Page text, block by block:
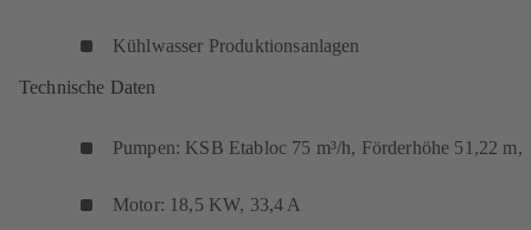
Kühlwasser Produktionsanlagen
Technische Daten
Pumpen: KSB Etabloc 75 m³/h, Förderhöhe 51,22 m,
Motor: 18,5 KW, 33,4 A